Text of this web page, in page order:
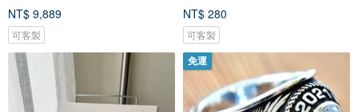
NT$ 9,889
可客製
NT$ 280
可客製
免運